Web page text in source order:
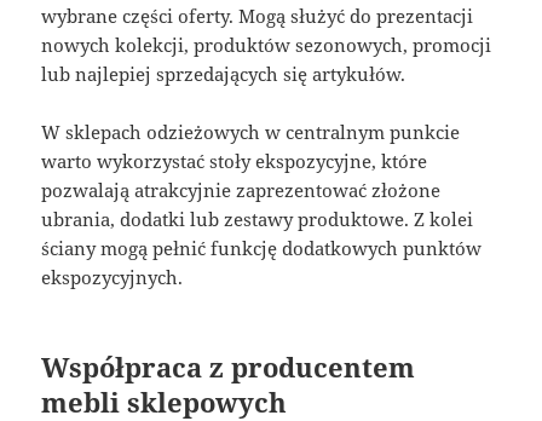
wybrane części oferty. Mogą służyć do prezentacji
nowych kolekcji, produktów sezonowych, promocji
lub najlepiej sprzedających się artykułów.
W sklepach odzieżowych w centralnym punkcie
warto wykorzystać stoły ekspozycyjne, które
pozwalają atrakcyjnie zaprezentować złożone
ubrania, dodatki lub zestawy produktowe. Z kolei
ściany mogą pełnić funkcję dodatkowych punktów
ekspozycyjnych.
Współpraca z producentem
mebli sklepowych